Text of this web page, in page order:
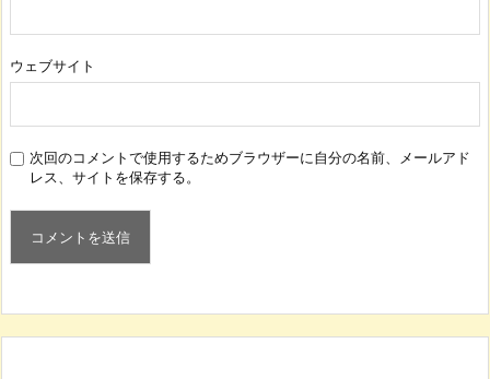
ウェブサイト
次回のコメントで使用するためブラウザーに自分の名前、メールアド
レス、サイトを保存する。